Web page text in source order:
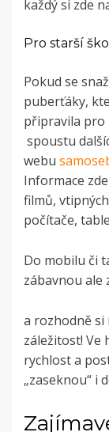
každý si zde
Pro starší
Pokud se
puberťáky,
připravila pro
spoustu
webu
Informace
filmů,
počítače,
Do mobilu či
zábavnou ale
a rozhodně si
záležitost! Ve
rychlost a
„zaseknou“ i